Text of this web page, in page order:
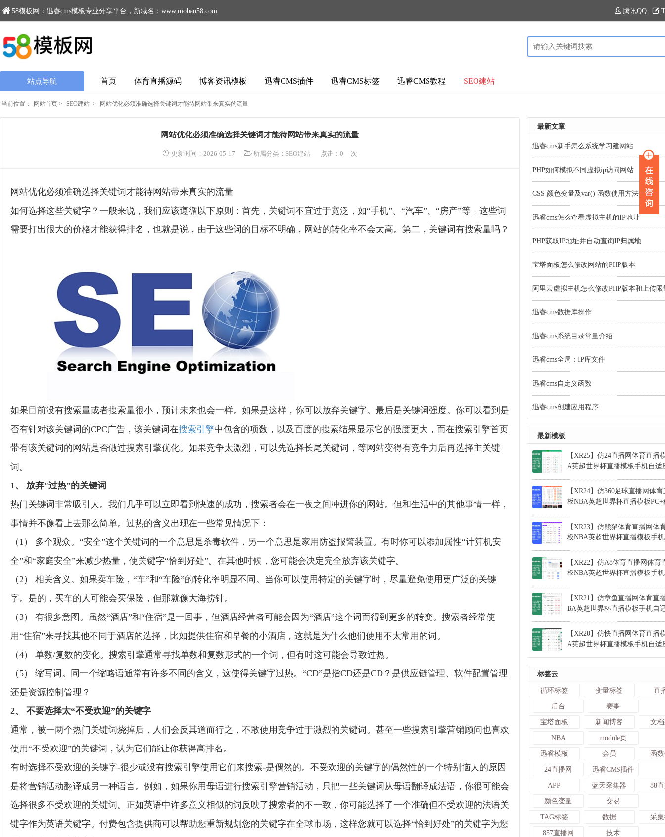
58模板网：迅睿cms模板专业分享平台，新域名：www.moban58.com 腾讯QQ
站点导航 首页 体育直播源码 博客资讯模板 迅睿CMS插件 迅睿CMS标签 迅睿CMS教程 SEO建站
当前位置： 网站首页 > SEO建站 > 网站优化必须准确选择关键词才能待网站带来真实的流量
网站优化必须准确选择关键词才能待网站带来真实的流量
更新时间：2026-05-17 所属分类： SEO建站 点击： 0 次
网站优化必须准确选择关键词才能待网站带来真实的流量
如何选择这些关键字？一般来说，我们应该遵循以下原则：首先，关键词不宜过于宽泛，如“手机”、“汽车”、“房产”等，这些词
需要打出很大的价格才能获得排名，也就是说，由于这些词的目标不明确，网站的转化率不会太高。第二，关键词有搜索量吗？
如果目前没有搜索量或者搜索量很小，预计未来也会一样。如果是这样，你可以放弃关键字。最后是关键词强度。你可以看到是
否有针对该关键词的CPC广告，该关键词在搜索引擎中包含的项数，以及百度的搜索结果显示它的强度更大，而在搜索引擎首页
带有该关键词的网站是否做过搜索引擎优化。如果竞争太激烈，可以先选择长尾关键词，等网站变得有竞争力后再选择主关键
词。
1、 放弃“过热”的关键词
热门关键词非常吸引人。我们几乎可以立即看到快速的成功，搜索者会在一夜之间冲进你的网站。但和生活中的其他事情一样，
事情并不像看上去那么简单。过热的含义出现在一些常见情况下：
（1） 多个观众。“安全”这个关键词的一个意思是杀毒软件，另一个意思是家用防盗报警装置。有时你可以添加属性“计算机安
全”和“家庭安全”来减少热量，使关键字“恰到好处”。在其他时候，您可能会决定完全放弃该关键字。
（2） 相关含义。如果卖车险，“车”和“车险”的转化率明显不同。当你可以使用特定的关键字时，尽量避免使用更广泛的关键
字。是的，买车的人可能会买保险，但那就像大海捞针。
（3） 有很多意图。虽然“酒店”和“住宿”是一回事，但酒店经营者可能会因为“酒店”这个词而得到更多的转变。搜索者经常使
用“住宿”来寻找其他不同于酒店的选择，比如提供住宿和早餐的小酒店，这就是为什么他们使用不太常用的词。
（4） 单数/复数的变化。搜索引擎通常寻找单数和复数形式的一个词，但有时这可能会导致过热。
（5） 缩写词。同一个缩略语通常有许多不同的含义，这使得关键字过热。“CD”是指CD还是CD？是供应链管理、软件配置管理
还是资源控制管理？
2、 不要选择太“不受欢迎”的关键字
通常，被一两个热门关键词烧掉后，人们会反其道而行之，不敢使用竞争过于激烈的关键词。甚至一些搜索引擎营销顾问也喜欢
使用“不受欢迎”的关键词，认为它们能让你获得高排名。
有时选择不受欢迎的关键字-很少或没有搜索引擎使用它们来搜索-是偶然的。不受欢迎的关键字的偶然性的一个特别恼人的原因
是将营销活动翻译成另一种语言。例如，如果你用母语进行搜索引擎营销活动，只把一些关键词从母语翻译成法语，你很可能会
选择很多不受欢迎的关键词。正如英语中许多意义相似的词反映了搜索者的不一致，你可能选择了一个准确但不受欢迎的法语关
键字作为英语关键字。付费包含提供商可以帮助您重新规划您的关键字在全球市场，这样您就可以选择“恰到好处”的关键字为您
最新文章
迅睿cms新手怎么系统学习建网站
PHP如何模拟不同虚拟ip访问网站
CSS 颜色变量及var() 函数使用方法
迅睿cms怎么查看虚拟主机的IP地址
PHP获取IP地址并自动查询IP归属地
宝塔面板怎么修改网站的PHP版本
阿里云虚拟主机怎么修改PHP版本和上传限
迅睿cms数据库操作
迅睿cms系统目录常量介绍
迅睿cms全局：IP库文件
迅睿cms自定义函数
迅睿cms创建应用程序
最新模板
【XR25】仿24直播网体育直播
A英超世界杯直播模板手机自适
【XR24】仿360足球直播网体
板NBA英超世界杯直播模板PC+
【XR23】仿熊猫体育直播网体
板NBA英超世界杯直播模板手
【XR22】仿A8体育直播网体育
板NBA英超世界杯直播模板手
【XR21】仿章鱼直播网体育直
BA英超世界杯直播模板手机自
【XR20】仿快直播网体育直播
A英超世界杯直播模板手机自适
标签云
循环标签 变量标签 直
后台 赛事
宝塔面板 新闻博客 文
NBA module页
迅睿模板 会员 函
24直播网 迅睿CMS插件
APP 蓝天采集器 88
颜色变量 交易
TAG标签 数据 采
857直播网 技术